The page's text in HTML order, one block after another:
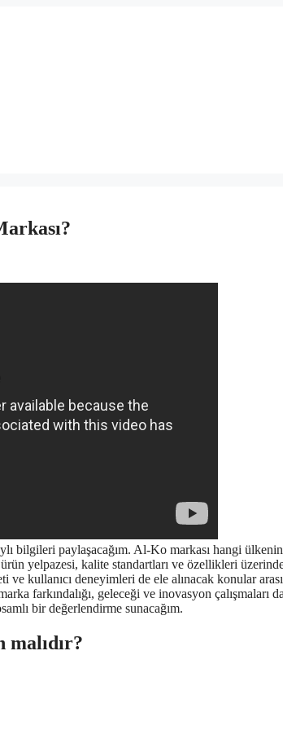
bilgileri paylaşacağım. Al-Ko markası hangi
yelpazesi, kalite standartları ve özellikleri
ve kullanıcı deneyimleri de ele alınacak konular
farkındalığı, geleceği ve inovasyon çalışmaları
bir değerlendirme sunacağım.